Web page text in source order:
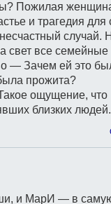
Пожилая
и трагедия для
случай.
свет все
— Зачем ей это
прожита?
ощущение, что
близких людей.
и МарИ — в